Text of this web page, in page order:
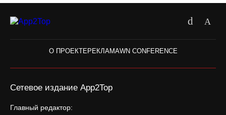
О ПРОЕКТЕРЕКЛАМАWN CONFERENCE
Сетевое издание App2Top
Главный редактор: